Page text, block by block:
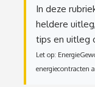
In deze
heldere
tips en uitleg
Let op:
energiecontracten